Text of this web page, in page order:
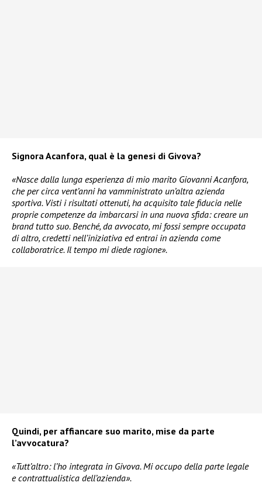
Signora Acanfora, qual è la genesi di Givova?
«Nasce dalla lunga esperienza di mio marito Giovanni Acanfora,
che per circa vent’anni ha vamministrato un’altra azienda
sportiva. Visti i risultati ottenuti, ha acquisito tale fiducia nelle
proprie competenze da imbarcarsi in una nuova sfida: creare un
brand tutto suo. Benché, da avvocato, mi fossi sempre occupata
di altro, credetti nell’iniziativa ed entrai in azienda come
collaboratrice. Il tempo mi diede ragione».
Quindi, per affiancare suo marito, mise da parte
l’avvocatura?
«Tutt’altro: l’ho integrata in Givova. Mi occupo della parte legale
e contrattualistica dell’azienda».